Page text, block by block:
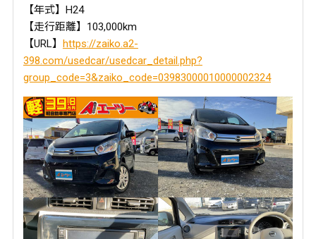
【年式】H24
【走行距離】103,000km
【URL】 https://zaiko.a2-
398.com/usedcar/usedcar_detail.php?
group_code=3&zaiko_code=03983000010000002324